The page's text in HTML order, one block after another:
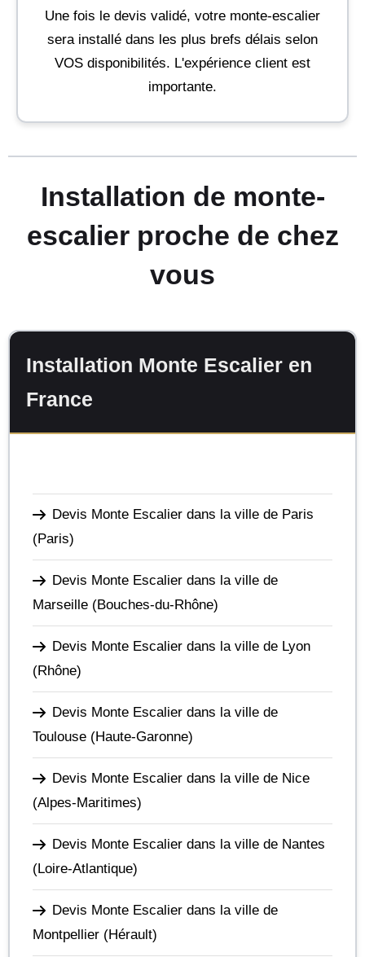
Une fois le devis validé, votre monte-escalier
sera installé dans les plus brefs délais selon
VOS disponibilités. L'expérience client est
importante.
Installation de monte-
escalier proche de chez
vous
Installation Monte Escalier en
France
Devis Monte Escalier dans la ville de Paris
(Paris)
Devis Monte Escalier dans la ville de
Marseille (Bouches-du-Rhône)
Devis Monte Escalier dans la ville de Lyon
(Rhône)
Devis Monte Escalier dans la ville de
Toulouse (Haute-Garonne)
Devis Monte Escalier dans la ville de Nice
(Alpes-Maritimes)
Devis Monte Escalier dans la ville de Nantes
(Loire-Atlantique)
Devis Monte Escalier dans la ville de
Montpellier (Hérault)